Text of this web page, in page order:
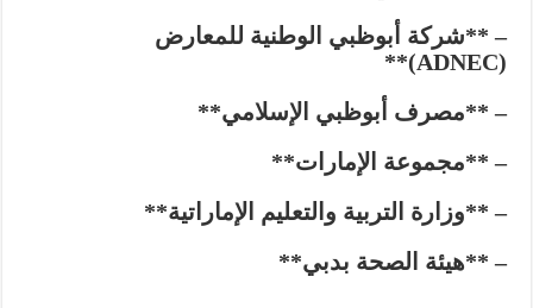
– **شركة أبوظبي الوطنية للمعارض
(ADNEC)**
– **مصرف أبوظبي الإسلامي**
– **مجموعة الإمارات**
– **وزارة التربية والتعليم الإماراتية**
– **هيئة الصحة بدبي**